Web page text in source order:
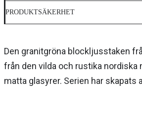
PRODUKTSÄKERHET
Den granitgröna blockljusstaken
från den vilda och rustika
matta glasyrer. Serien har skapats